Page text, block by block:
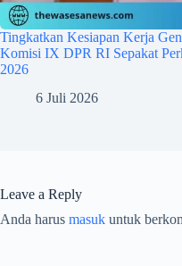
Tingkatkan Kesiapan Kerja
Komisi IX DPR RI Sepakat
2026
6 Juli 2026
Leave a Reply
Anda harus masuk untuk